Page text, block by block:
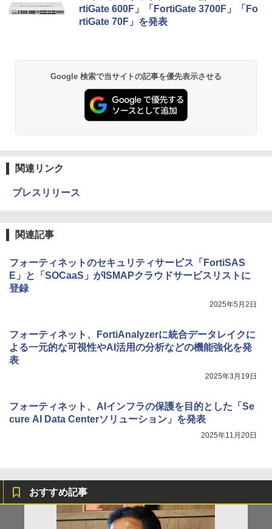
rtiGate 600F」「FortiGate 3700F」「Fo
rtiGate 70F」を発表
Google 検索で当サイトの記事を優先表示させる
関連リンク
プレスリリース
関連記事
フォーティネットのセキュリティサービス「FortiSAS
E」と「SOCaaS」がISMAPクラウドサービスリストに
登録
2025年5月2日
フォーティネット、FortiAnalyzerに統合データレイクに
よる一元的な可視性やAI活用の分析などの機能強化を発
表
2025年3月19日
フォーティネット、AIインフラの保護を目的とした「Se
cure AI Data Centerソリューション」を発表
2025年11月20日
おすすめ記事